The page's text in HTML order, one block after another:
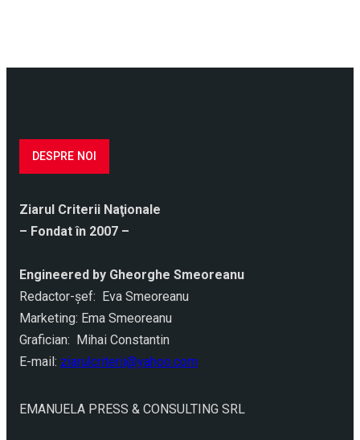
DESPRE NOI
Ziarul Criterii Naţionale
– Fondat în 2007 –
Engineered by Gheorghe Smeoreanu
Redactor-şef: Eva Smeoreanu
Marketing: Ema Smeoreanu
Grafician: Mihai Constantin
E-mail: ziarulcriterii@yahoo.com
EMANUELA PRESS & CONSULTING SRL